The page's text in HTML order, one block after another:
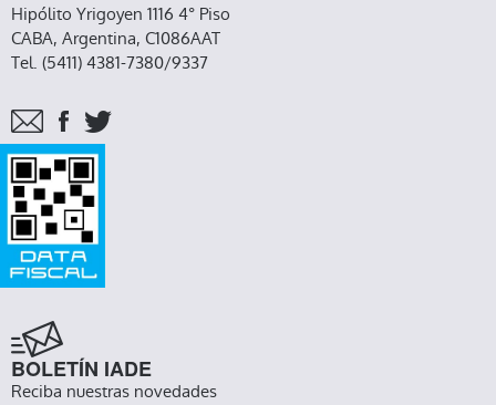
Hipólito Yrigoyen 1116 4° Piso
CABA, Argentina, C1086AAT
Tel. (5411) 4381-7380/9337
BOLETÍN IADE
Reciba nuestras novedades